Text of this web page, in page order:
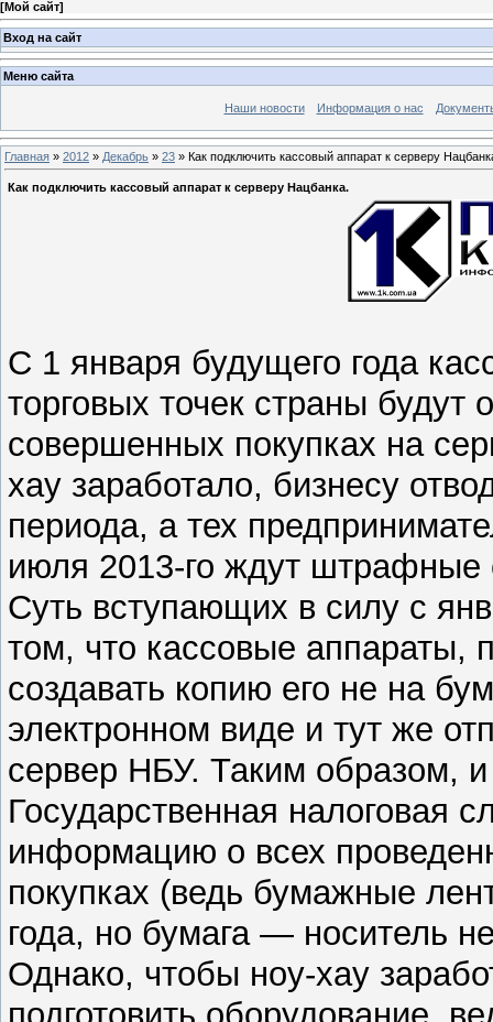
[Мой сайт]
Вход на сайт
Меню сайта
Наши новости Информация о нас
Главная » 2012 » Декабрь » 23 » Как подключить кассовый аппарат к серверу
Как подключить кассовый аппарат к серверу Нацбанка.
С 1 января будущего года
торговых точек страны
совершенных покупках на
хау заработало, бизнесу
периода, а тех
июля 2013-го ждут штрафные
Суть вступающих в силу с
том, что кассовые аппараты,
создавать копию его не на
электронном виде и тут же
сервер НБУ. Таким образом, и
Государственная налоговая
информацию о всех
покупках (ведь бумажные
года, но бумага — носитель
Однако, чтобы ноу-хау
подготовить оборудование,